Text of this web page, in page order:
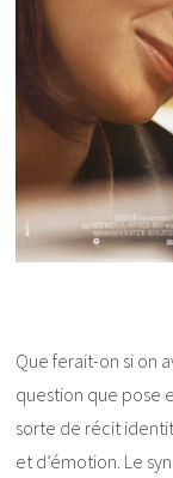
Que ferait-on si on
question que pose
sorte de récit
et d’émotion. Le